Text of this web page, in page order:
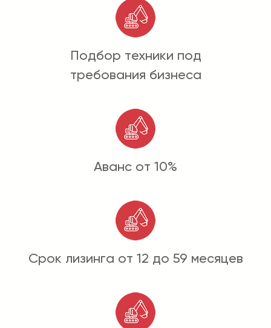
Подбор техники под
требования бизнеса
Аванс от 10%
Срок лизинга от 12 до 59 месяцев